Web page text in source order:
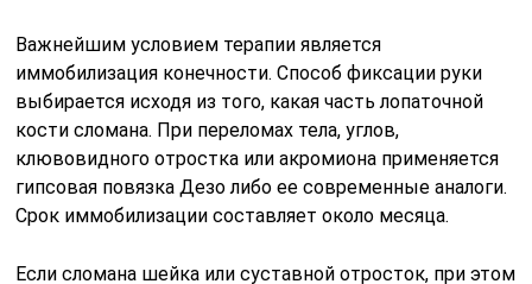
Важнейшим условием терапии является
иммобилизация конечности. Способ фиксации руки
выбирается исходя из того, какая часть лопаточной
кости сломана. При переломах тела, углов,
клювовидного отростка или акромиона применяется
гипсовая повязка Дезо либо ее современные аналоги.
Срок иммобилизации составляет около месяца.
Если сломана шейка или суставной отросток, при этом